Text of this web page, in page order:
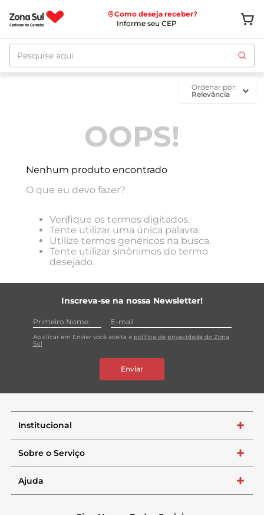
Como deseja receber?
Informe seu CEP
Pesquise aqui
ordenar por
Relevância
OOPS!
Nenhum produto encontrado
O que eu devo fazer?
Verifique os termos digitados.
Tente utilizar uma única palavra.
Utilize termos genéricos na busca.
Tente utilizar sinônimos do termo
desejado.
Inscreva-se na nossa Newsletter!
Ao clicar em Enviar você aceita a política de privacidade do Zona
Sul
Enviar
Institucional +
Sobre o Serviço +
Ajuda +